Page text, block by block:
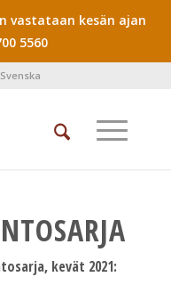
vastataan kesän ajan
5560
Svenska
kevät 2021: